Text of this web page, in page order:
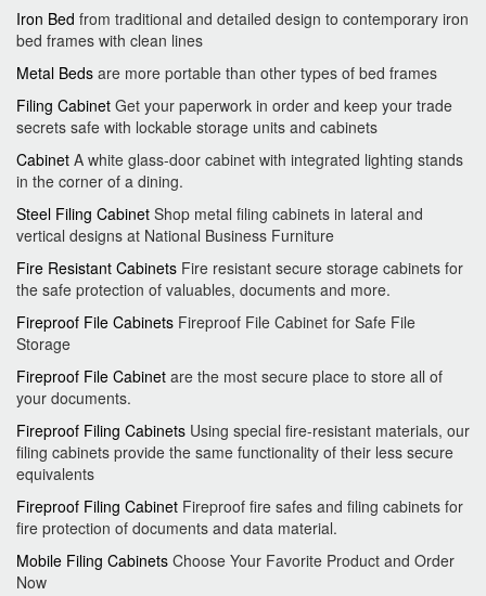
Iron Bed from traditional and detailed design to contemporary iron
bed frames with clean lines
Metal Beds are more portable than other types of bed frames
Filing Cabinet Get your paperwork in order and keep your trade
secrets safe with lockable storage units and cabinets
Cabinet A white glass-door cabinet with integrated lighting stands
in the corner of a dining.
Steel Filing Cabinet Shop metal filing cabinets in lateral and
vertical designs at National Business Furniture
Fire Resistant Cabinets Fire resistant secure storage cabinets for
the safe protection of valuables, documents and more.
Fireproof File Cabinets Fireproof File Cabinet for Safe File
Storage
Fireproof File Cabinet are the most secure place to store all of
your documents.
Fireproof Filing Cabinets Using special fire-resistant materials, our
filing cabinets provide the same functionality of their less secure
equivalents
Fireproof Filing Cabinet Fireproof fire safes and filing cabinets for
fire protection of documents and data material.
Mobile Filing Cabinets Choose Your Favorite Product and Order
Now